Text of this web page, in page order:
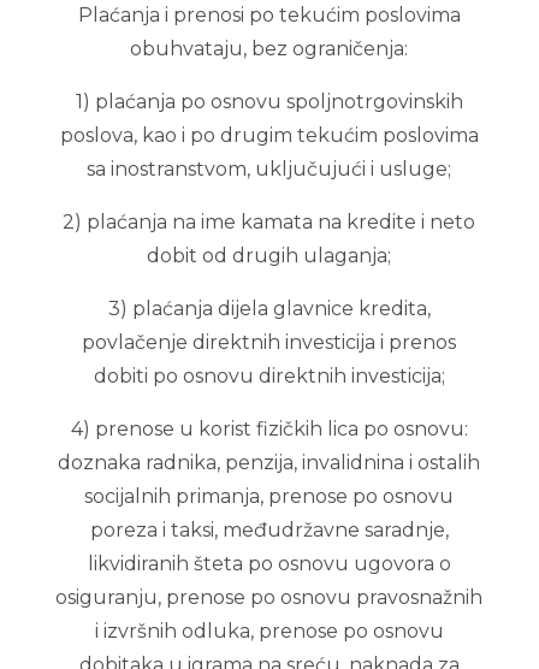
Plaćanja i prenosi po tekućim poslovima
obuhvataju, bez ograničenja:
1) plaćanja po osnovu spoljnotrgovinskih
poslova, kao i po drugim tekućim poslovima
sa inostranstvom, uključujući i usluge;
2) plaćanja na ime kamata na kredite i neto
dobit od drugih ulaganja;
3) plaćanja dijela glavnice kredita,
povlačenje direktnih investicija i prenos
dobiti po osnovu direktnih investicija;
4) prenose u korist fizičkih lica po osnovu:
doznaka radnika, penzija, invalidnina i ostalih
socijalnih primanja, prenose po osnovu
poreza i taksi, međudržavne saradnje,
likvidiranih šteta po osnovu ugovora o
osiguranju, prenose po osnovu pravosnažnih
i izvršnih odluka, prenose po osnovu